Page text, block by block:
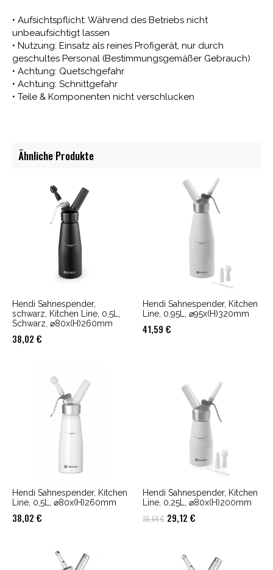
• Aufsichtspflicht: Während des Betriebs nicht
unbeaufsichtigt lassen
• Nutzung: Einsatz als reines Profigerät, nur durch
geschultes Personal (Bestimmungsgemäßer Gebrauch)
• Achtung: Quetschgefahr
• Achtung: Schnittgefahr
• Teile & Komponenten nicht verschlucken
Ähnliche Produkte
Hendi Sahnespender,
schwarz, Kitchen Line, 0,5L,
Schwarz, ⌀80x(H)260mm
38,02 €
Hendi Sahnespender, Kitchen
Line, 0,95L, ⌀95x(H)320mm
41,59 €
Hendi Sahnespender, Kitchen
Line, 0,5L, ⌀80x(H)260mm
38,02 €
Hendi Sahnespender, Kitchen
Line, 0,25L, ⌀80x(H)200mm
35,64€ Ursprünglicher
35,64 €
29,12 €
29,12 €.